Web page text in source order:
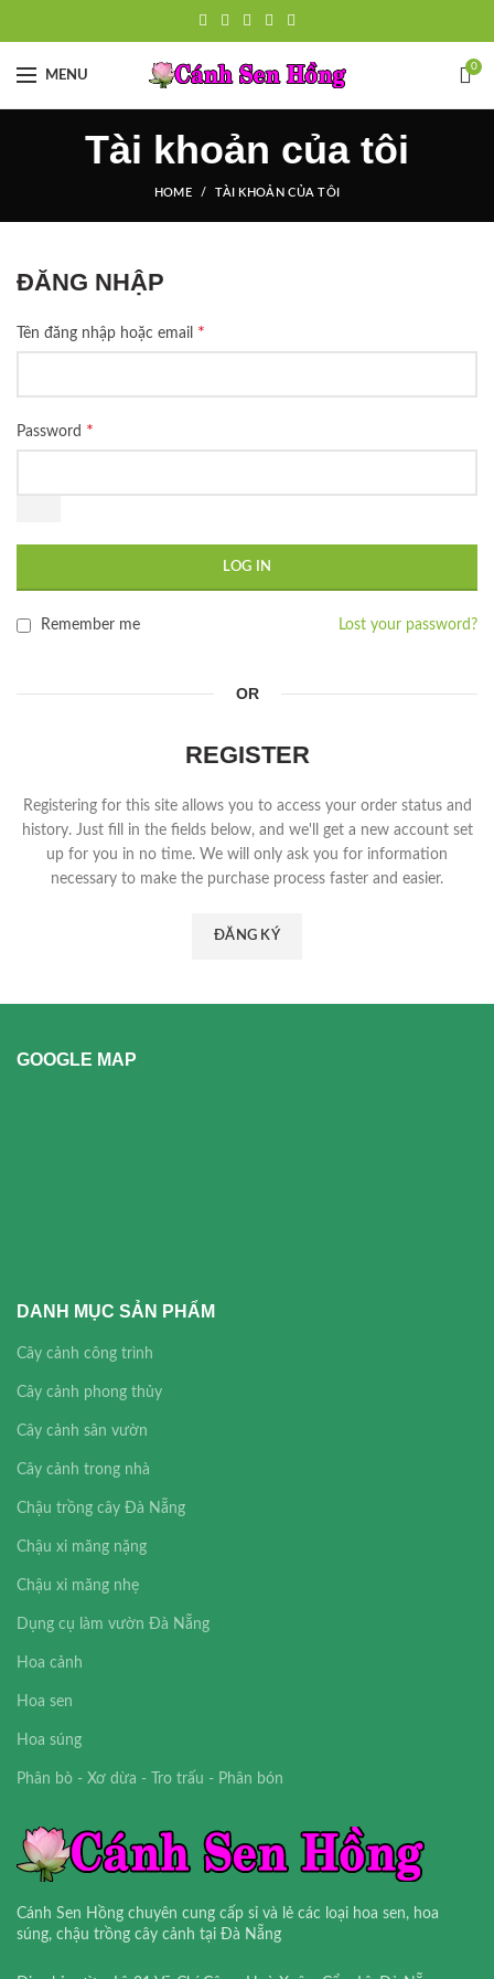
MENU
0
Tài khoản của tôi
HOME TÀI KHOẢN CỦA TÔI
ĐĂNG NHẬP
Tên đăng nhập hoặc email *
Password *
LOG IN
Lost your password?
Remember me
OR
REGISTER
Registering for this site allows you to access your order status and
history. Just fill in the fields below, and we'll get a new account set
up for you in no time. We will only ask you for information
necessary to make the purchase process faster and easier.
ĐĂNG KÝ
GOOGLE MAP
DANH MỤC SẢN PHẨM
Cây cảnh công trình
Cây cảnh phong thủy
Cây cảnh sân vườn
Cây cảnh trong nhà
Chậu trồng cây Đà Nẵng
Chậu xi măng nặng
Chậu xi măng nhẹ
Dụng cụ làm vườn Đà Nẵng
Hoa cảnh
Hoa sen
Hoa súng
Phân bò - Xơ dừa - Tro trấu - Phân bón
Cánh Sen Hồng chuyên cung cấp sỉ và lẻ các loại hoa sen, hoa
súng, chậu trồng cây cảnh tại Đà Nẵng